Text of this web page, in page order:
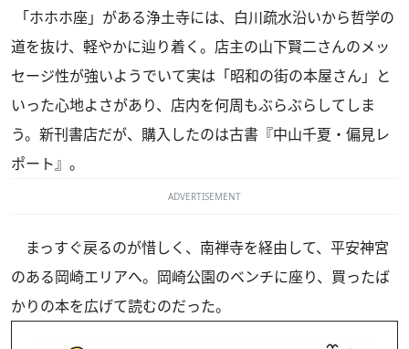
「ホホホ座」がある浄土寺には、白川疏水沿いから哲学の
道を抜け、軽やかに辿り着く。店主の山下賢二さんのメッ
セージ性が強いようでいて実は「昭和の街の本屋さん」と
いった心地よさがあり、店内を何周もぶらぶらしてしま
う。新刊書店だが、購入したのは古書『中山千夏・偏見レ
ポート』。
ADVERTISEMENT
まっすぐ戻るのが惜しく、南禅寺を経由して、平安神宮
のある岡崎エリアへ。岡崎公園のベンチに座り、買ったば
かりの本を広げて読むのだった。